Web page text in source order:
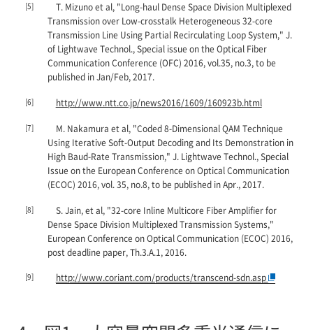
[5]
T. Mizuno et al, "Long-haul Dense Space Division Multiplexed
Transmission over Low-crosstalk Heterogeneous 32-core
Transmission Line Using Partial Recirculating Loop System," J.
of Lightwave Technol., Special issue on the Optical Fiber
Communication Conference (OFC) 2016,vol.35, no.3, to be
published in Jan/Feb, 2017.
[6] http://www.ntt.co.jp/news2016/1609/160923b.html
[7]
M. Nakamura et al, "Coded 8-Dimensional QAM Technique
Using Iterative Soft-Output Decoding and Its Demonstration in
High Baud-Rate Transmission," J. Lightwave Technol., Special
Issue on the European Conference on Optical Communication
(ECOC) 2016,vol. 35, no.8, to be published in Apr., 2017.
[8]
S. Jain, et al, "32-core Inline Multicore Fiber Amplifier for
Dense Space Division Multiplexed Transmission Systems,"
European Conference on Optical Communication (ECOC) 2016,
post deadline paper, Th.3.A.1, 2016.
[9] http://www.coriant.com/products/transcend-sdn.asp